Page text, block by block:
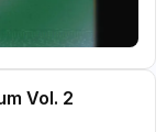
Vol. 2